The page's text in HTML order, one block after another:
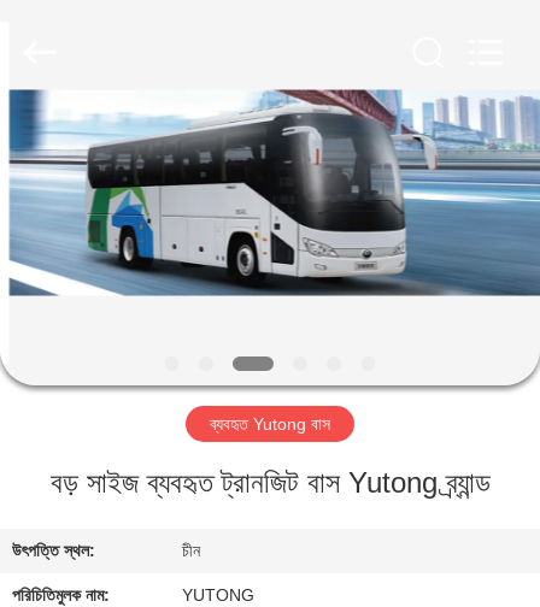
বাড়ি
পণ্য
আমাদের
কারখানা
নিয়ন্ত্রণ
Rights
ব্যবহৃত Yutong বাস
বড় সাইজ ব্যবহৃত ট্রানজিট বাস Yutong ব্র্যান্ড
উৎপত্তি স্থল: চীন
পরিচিতিমুলক নাম: YUTONG